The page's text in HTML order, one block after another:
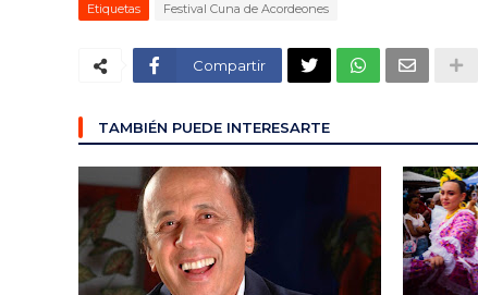
Etiquetas Festival Cuna de Acordeones
Compartir
TAMBIÉN PUEDE INTERESARTE